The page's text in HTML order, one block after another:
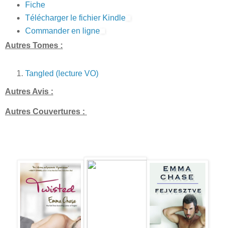
Fiche
Télécharger le fichier Kindle
Commander en ligne
Autres Tomes :
Tangled (lecture VO)
Autres Avis :
Autres Couvertures :